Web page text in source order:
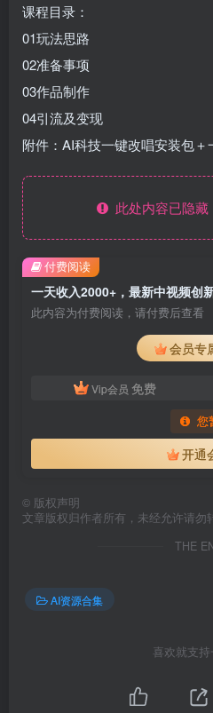
课程目录：
01玩法思路
02准备事项
03作品制作
04引流及变现
附件：AI科技一键改唱安装包＋
此处内容已隐藏
此内容为付费阅读，请付费后查看
会员专
Vip会员 免费
您
开通
付费阅读
© 版权声明
文章版权归作者所有，未经允许请勿
THE
AI资源合集
喜欢就支